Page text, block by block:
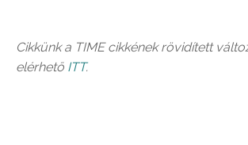
Cikkünk a TIME cikkének rövidített
elérhető ITT.